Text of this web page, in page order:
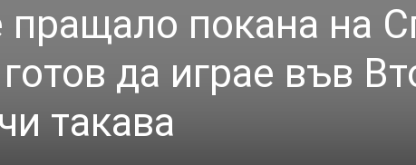
покана на
да играе във
такава